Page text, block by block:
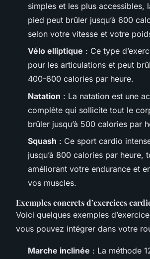
simples et les plus accessibles,
pied peut brûler jusqu’à 600
selon votre vitesse et votre
Vélo elliptique : Ce type
pour les articulations et peut
400-600 calories par heure.
Natation : La natation est une
complète qui sollicite tout le
brûler jusqu’à 500 calories par
Squash : Ce sport cardio
jusqu’à 800 calories par heure,
améliorant votre endurance et
vos muscles.
Exemples concrets d’exercices
Voici quelques exemples
vous pouvez intégrer dans votre
Marche inclinée : La méthode